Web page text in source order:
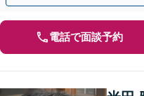
電話で面談予約